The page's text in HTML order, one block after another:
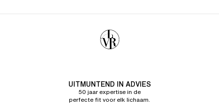
UITMUNTEND IN ADVIES
50 jaar expertise in de
perfecte fit voor elk lichaam.